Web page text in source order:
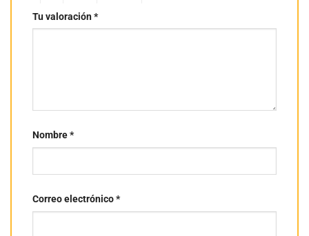
Tu valoración*
Nombre*
Correo electrónico*